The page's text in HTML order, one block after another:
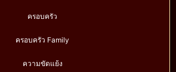
ครอบครัว
ครอบครัว Family
ความขัดแย้ง